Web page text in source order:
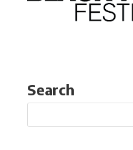
Search